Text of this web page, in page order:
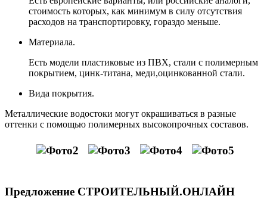
стоимость которых, как минимум в силу отсутствия
расходов на транспортировку, гораздо меньше.
Материала.
Есть модели пластиковые из ПВХ, стали с полимерным
покрытием, цинк-титана, меди,оцинкованной стали.
Вида покрытия.
Металлические водостоки могут окрашиваться в разные
оттенки с помощью полимерных высокопрочных составов.
Предложение СТРОИТЕЛЬНЫЙ.ОНЛАЙН